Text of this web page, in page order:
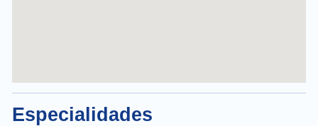
Especialidades